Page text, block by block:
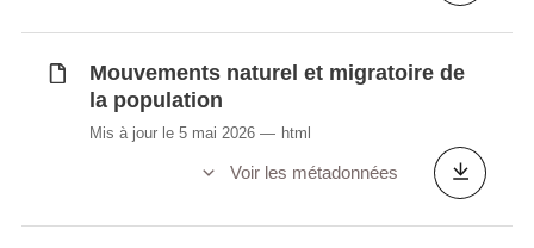
Naturalisations et options de la nationalité
luxembourgeoise selon la nationalité
d'origine 1950 - 2009
Nombre d’accouchements par type
Personnes divorcées par âge et selon le
Mouvements naturel et migratoire de
la population
Mis à jour le 5 mai 2026 html
Voir les métadonnées